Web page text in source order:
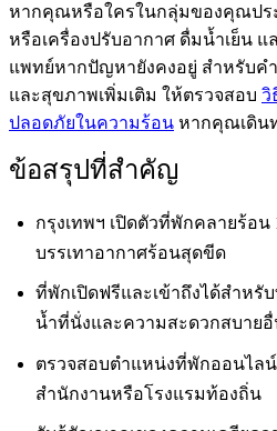
หากคุณหรือใครในกลุ่มของคุณปร
หรือเครื่องปรับอากาศ ดื่มน้ำเย็น
แพทย์หากปัญหายังคงอยู่ สำหรับค
และสุขภาพเพิ่มเติม ให้ตรวจสอบ วิ
ปลอดภัยในความร้อน หากคุณเดิน
ข้อสรุปที่สำคัญ
กรุงเทพฯ เปิดตัวที่พักคลายร้อน
บรรเทาอากาศร้อนสุดขีด
ที่พักเปิดฟรีและเข้าถึงได้สำหรั
น้ำที่นั่งและความสะดวกสบายอื่
ตรวจสอบตำแหน่งที่พักออนไล
สำนักงานหรือโรงแรมท้องถิ่น